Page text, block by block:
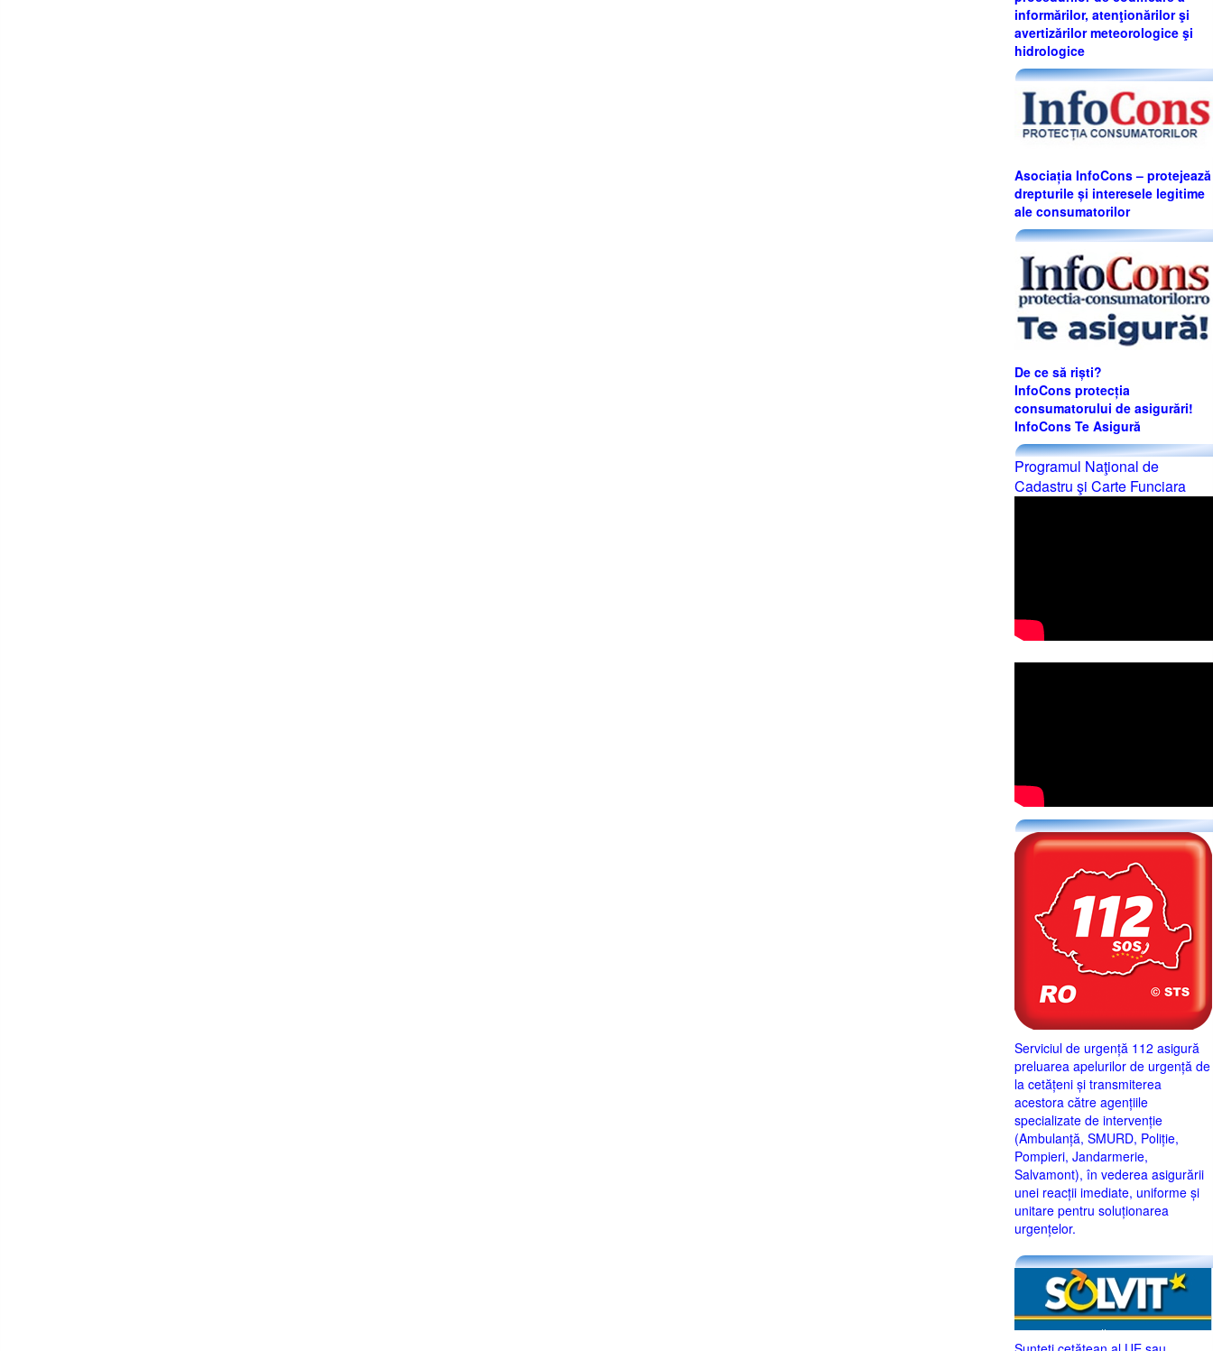
informărilor, atenţionărilor şi
avertizărilor meteorologice şi
hidrologice
Asociația InfoCons – protejează
drepturile și interesele legitime
ale consumatorilor
De ce să riști?
InfoCons protecția
consumatorului de asigurări!
InfoCons Te Asigură
Programul Naţional de
Cadastru şi Carte Funciara
Serviciul de urgență 112 asigură
preluarea apelurilor de urgență de
la cetățeni și transmiterea
acestora către agențiile
specializate de intervenție
(Ambulanță, SMURD, Poliție,
Pompieri, Jandarmerie,
Salvamont), în vederea asigurării
unei reacții imediate, uniforme și
unitare pentru soluționarea
urgențelor.